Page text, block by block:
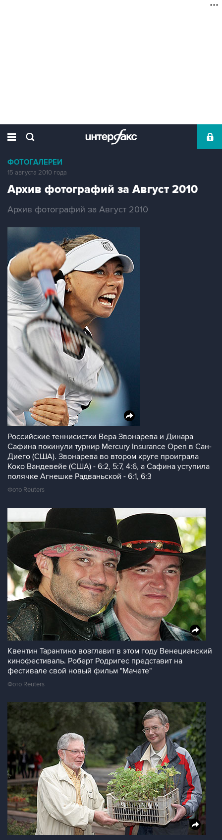
ФОТОГАЛЕРЕИ
15 августа 2010 года
Архив фотографий за Август 2010
Архив фотографий за Август 2010
Российские теннисистки Вера Звонарева и Динара
Сафина покинули турнир Mercury Insurance Open в Сан-
Диего (США). Звонарева во втором круге проиграла
Коко Вандевейе (США) - 6:2, 5:7, 4:6, а Сафина уступила
полячке Агнешке Радваньской - 6:1, 6:3
Фото Reuters
Квентин Тарантино возглавит в этом году Венецианский
кинофестиваль. Роберт Родригес представит на
фестивале свой новый фильм "Мачете"
Фото Reuters